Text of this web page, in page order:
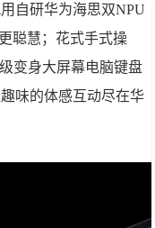
自研华为海思双NPU
聪慧；花式手式操
变身大屏幕电脑键盘
味的体感互动尽在华